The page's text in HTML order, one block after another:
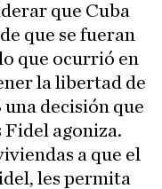
que Cuba
que se fueran
que ocurrió en
la libertad de
decisión que
agoniza.
a que el
les permita